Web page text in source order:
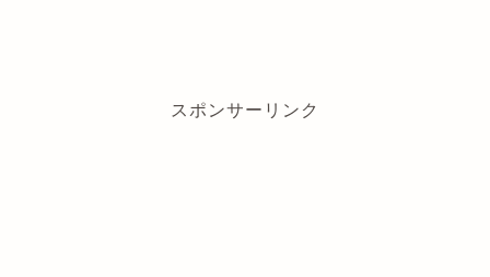
スポンサーリンク